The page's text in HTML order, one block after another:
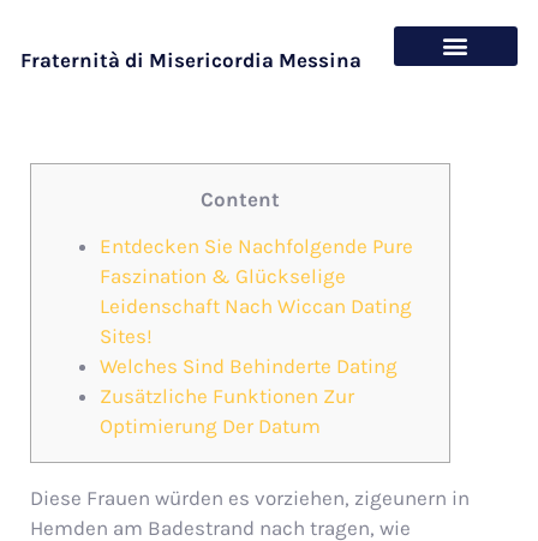
Fraternità di Misericordia Messina
Content
Entdecken Sie Nachfolgende Pure
Faszination & Glückselige
Leidenschaft Nach Wiccan Dating
Sites!
Welches Sind Behinderte Dating
Zusätzliche Funktionen Zur
Optimierung Der Datum
Diese Frauen würden es vorziehen, zigeunern in
Hemden am Badestrand nach tragen, wie